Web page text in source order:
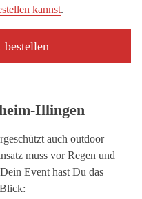
kannst.
Illingen
auch outdoor
muss vor Regen und
Event hast Du das